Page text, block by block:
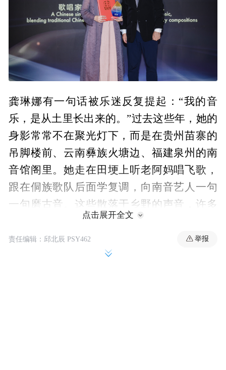
龚琳娜有一句话被乐迷反复提起：“我的音
乐，是从土里长出来的。”过去这些年，她的
身影常常不在聚光灯下，而是在贵州苗寨的
吊脚楼前、云南彝族火塘边、福建泉州的南
音馆阁里。她走在田埂上听老阿妈唱飞歌，
跟在侗族歌队后面学复调，向南音艺人一句
一句磨古音。这些散落于乡野的声音，许多
正在老去、正在消逝，她像一个执着的拾穗
者，将它们一粒粒捡起，再小心地种进自己
点击展开全文
责任编辑：邱北辰 PSY462 举报